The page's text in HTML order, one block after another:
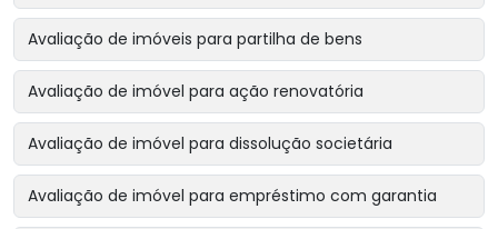
Avaliação de imóveis para partilha de bens
Avaliação de imóvel para ação renovatória
Avaliação de imóvel para dissolução societária
Avaliação de imóvel para empréstimo com garantia